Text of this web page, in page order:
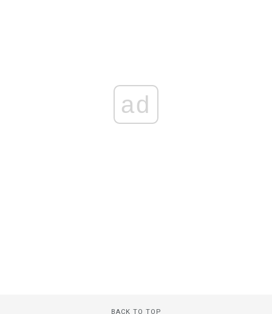
ad
BACK TO TOP